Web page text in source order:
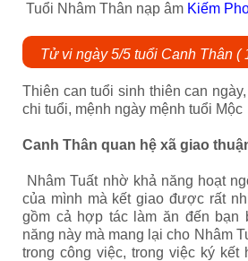
Tuổi Nhâm Thân nạp âm Kiếm
Tử vi ngày 5/5 tuổi Canh Thân (
Thiên can tuổi sinh thiên can
chi tuổi, mệnh ngày mệnh tuổi Mộc
Canh Thân quan hệ xã giao
Nhâm Tuất nhờ khả năng hoạt
của mình mà kết giao được rất
gồm cả hợp tác làm ăn đến bạn
năng này mà mang lại cho Nhâm
trong công việc, trong việc ký